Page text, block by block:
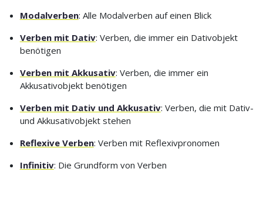
Modalverben: Alle Modalverben auf einen Blick
Verben mit Dativ: Verben, die immer ein Dativobjekt
benötigen
Verben mit Akkusativ: Verben, die immer ein
Akkusativobjekt benötigen
Verben mit Dativ und Akkusativ: Verben, die mit Dativ-
und Akkusativobjekt stehen
Reflexive Verben: Verben mit Reflexivpronomen
Infinitiv: Die Grundform von Verben